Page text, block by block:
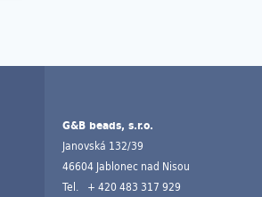
G&B beads, s.r.o.
Janovská 132/39
46604 Jablonec nad Nisou
Tel.
+ 420 483 317 929